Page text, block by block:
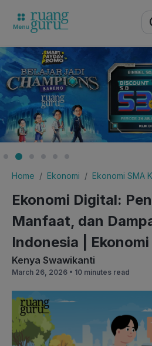
for:
Home Ekonomi Ekonomi SMA
Ekonomi Digital:
Manfaat, dan
Indonesia | Ekonomi
Kenya Swawikanti
March 26, 2026 • 10 minutes read